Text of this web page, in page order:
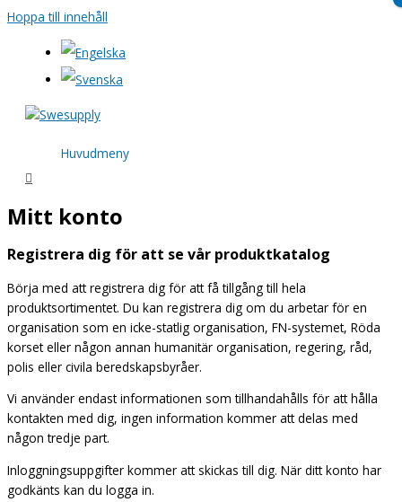
Hoppa till innehåll
Huvudmeny
Mitt konto
Registrera dig för att se vår produktkatalog
Börja med att registrera dig för att få tillgång till hela
produktsortimentet. Du kan registrera dig om du arbetar för en
organisation som en icke-statlig organisation, FN-systemet, Röda
korset eller någon annan humanitär organisation, regering, råd,
polis eller civila beredskapsbyråer.
Vi använder endast informationen som tillhandahålls för att hålla
kontakten med dig, ingen information kommer att delas med
någon tredje part.
Inloggningsuppgifter kommer att skickas till dig. När ditt konto har
godkänts kan du logga in.